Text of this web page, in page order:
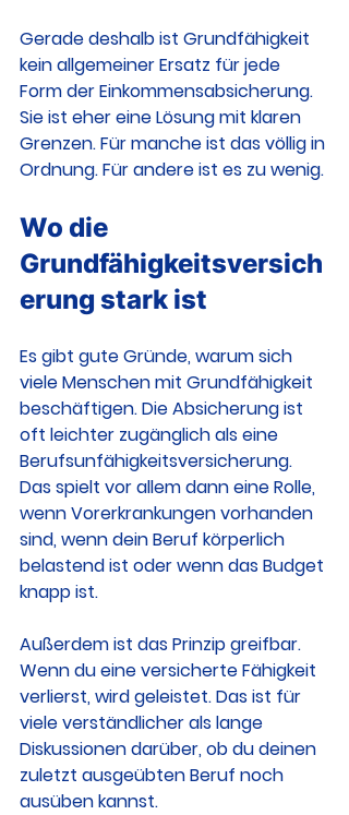
Gerade deshalb ist Grundfähigkeit
kein allgemeiner Ersatz für jede
Form der Einkommensabsicherung.
Sie ist eher eine Lösung mit klaren
Grenzen. Für manche ist das völlig in
Ordnung. Für andere ist es zu wenig.
Wo die
Grundfähigkeitsversich
erung stark ist
Es gibt gute Gründe, warum sich
viele Menschen mit Grundfähigkeit
beschäftigen. Die Absicherung ist
oft leichter zugänglich als eine
Berufsunfähigkeitsversicherung.
Das spielt vor allem dann eine Rolle,
wenn Vorerkrankungen vorhanden
sind, wenn dein Beruf körperlich
belastend ist oder wenn das Budget
knapp ist.
Außerdem ist das Prinzip greifbar.
Wenn du eine versicherte Fähigkeit
verlierst, wird geleistet. Das ist für
viele verständlicher als lange
Diskussionen darüber, ob du deinen
zuletzt ausgeübten Beruf noch
ausüben kannst.